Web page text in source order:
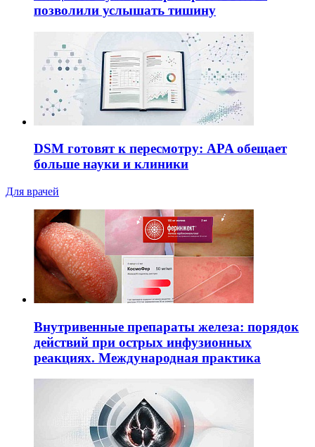
позволили услышать тишину
DSM готовят к пересмотру: APA обещает
больше науки и клиники
Для врачей
Внутривенные препараты железа: порядок
действий при острых инфузионных
реакциях. Международная практика